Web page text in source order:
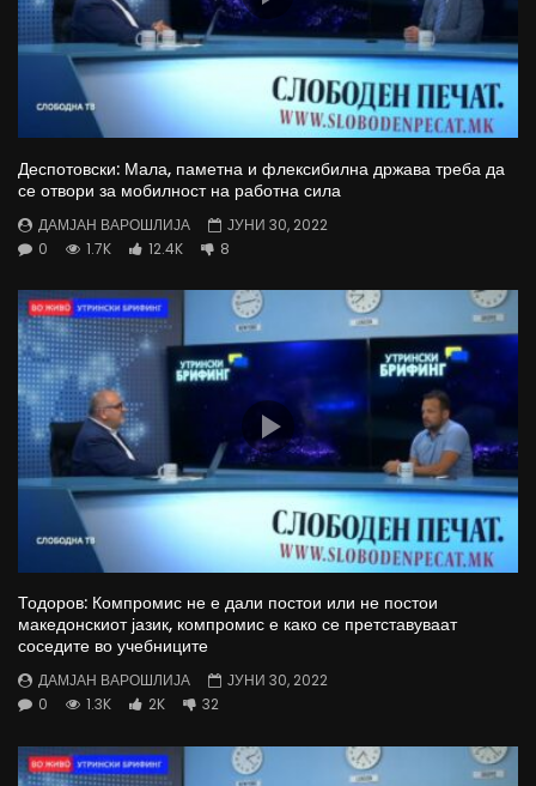
Деспотовски: Мала, паметна и флексибилна држава треба да
се отвори за мобилност на работна сила
ДАМЈАН ВАРОШЛИЈА
ЈУНИ 30, 2022
0
1.7K 12.4K 8
Тодоров: Компромис не е дали постои или не постои
македонскиот јазик, компромис е како се претставуваат
соседите во учебниците
ДАМЈАН ВАРОШЛИЈА
ЈУНИ 30, 2022
0
1.3K 2K 32